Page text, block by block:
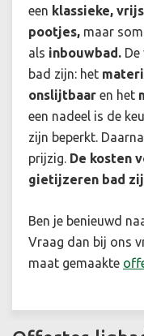
een klassieke,
pootjes, maar
als inbouwbad.
bad zijn: het
onslijtbaar en het
een nadeel is de
zijn beperkt.
prijzig. De kosten
gietijzeren bad
Ben je benieuwd
Vraag dan bij ons
maat gemaakte